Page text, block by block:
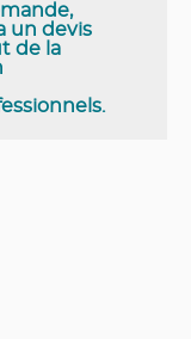
un devis
de la